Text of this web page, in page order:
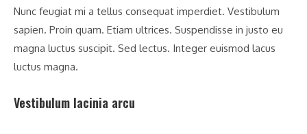
Nunc feugiat mi a tellus consequat imperdiet. Vestibulum
sapien. Proin quam. Etiam ultrices. Suspendisse in justo eu
magna luctus suscipit. Sed lectus. Integer euismod lacus
luctus magna.
Vestibulum lacinia arcu